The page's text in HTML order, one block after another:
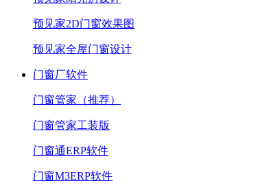
预见家2D门窗效果图
预见家全屋门窗设计
门窗厂软件
门窗管家（推荐）
门窗管家工装版
门窗通ERP软件
门窗M3ERP软件